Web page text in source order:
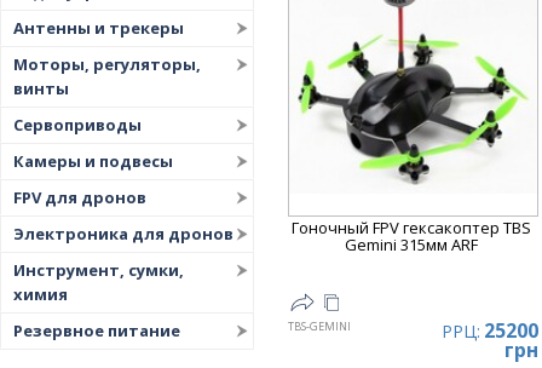
Антенны и трекеры
Моторы, регуляторы,
винты
Сервоприводы
Камеры и подвесы
FPV для дронов
Электроника для дронов
Инструмент, сумки,
химия
Резервное питание
▼
Цена ▲
Цена ▼
Гоночный FPV гексакоптер TBS
Gemini 315мм ARF
TBS-GEMINI РРЦ: 25200
грн